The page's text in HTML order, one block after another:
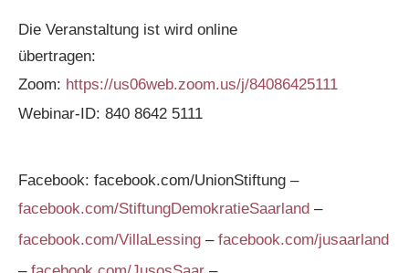
Die Veranstaltung ist wird online
übertragen:
Zoom: https://us06web.zoom.us/j/84086425111
Webinar-ID: 840 8642 5111
Facebook: facebook.com/UnionStiftung –
facebook.com/StiftungDemokratieSaarland –
facebook.com/VillaLessing – facebook.com/jusaarland